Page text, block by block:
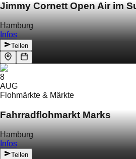
Jimmy Cornett Open Air im
Hamburg
Infos
Teilen
8
AUG
Flohmärkte & Märkte
Fahrradflohmarkt Marks
Hamburg
Infos
Teilen